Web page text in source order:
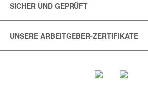
SICHER UND GEPRÜFT
UNSERE ARBEITGEBER-ZERTIFIKATE